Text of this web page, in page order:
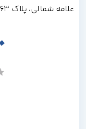
علامه شمالی، پلاک 63، واحد 1